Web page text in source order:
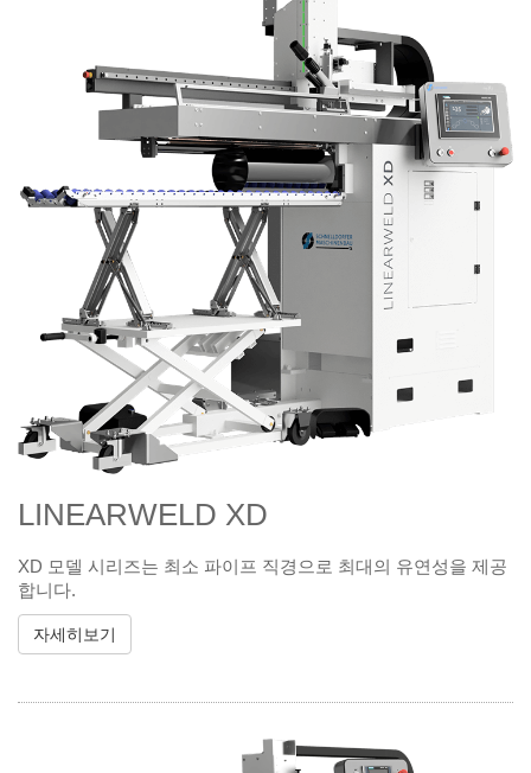
LINEARWELD XD
XD 모델 시리즈는 최소 파이프 직경으로 최대의 유연성을 제공
합니다.
자세히보기